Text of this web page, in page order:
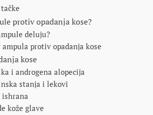
protiv opadanja kose?
deluju?
ampula protiv opadanja kose
kose
i androgena alopecija
stanja i lekovi
ishrana
kože glave